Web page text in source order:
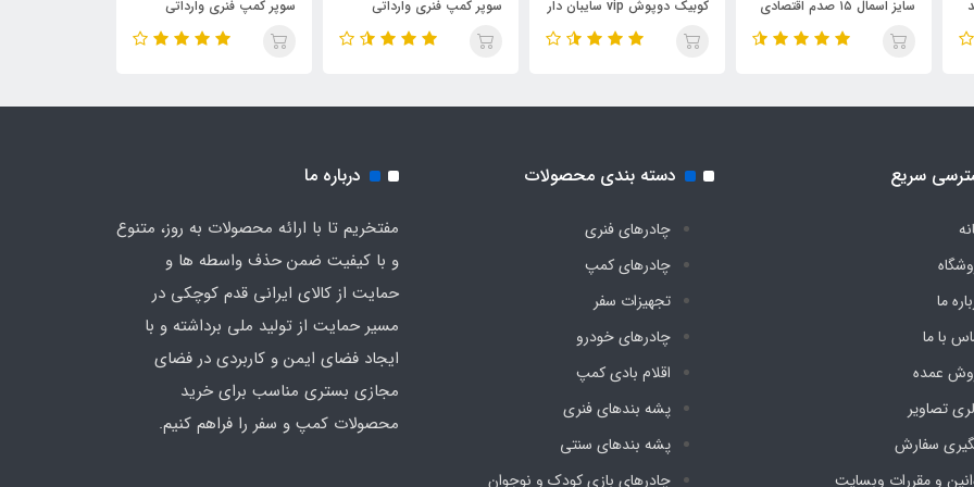
کوبیک دوپوش vip سایبان دار
پارچه کره ای هشت نفره
سوپر کمپ فنری وارداتی
دیجی چادر (رنگ آبی)
سوپر کمپ فنری وارداتی
دیجی چادر (رنگ آبی)
بلند مدل ایپلاس Eplus دیجی
چادر
سریع
ما
با ما
عمده
تصاویر
سفارش
و مقررات وبسایت
دسته بندی محصولات
چادرهای فنری
چادرهای کمپ
تجهیزات سفر
چادرهای خودرو
اقلام بادی کمپ
پشه‌ بندهای فنری
پشه‌ بندهای سنتی
چادرهای بازی کودک و نوجوان
درباره ما
مفتخریم تا با ارائه محصولات به روز، متنوع
و با کیفیت ضمن حذف واسطه ها و
حمایت از کالای ایرانی قدم کوچکی در
مسیر حمایت از تولید ملی برداشته و با
ایجاد فضای ایمن و کاربردی در فضای
مجازی بستری مناسب برای خرید
محصولات کمپ و سفر را فراهم کنیم.